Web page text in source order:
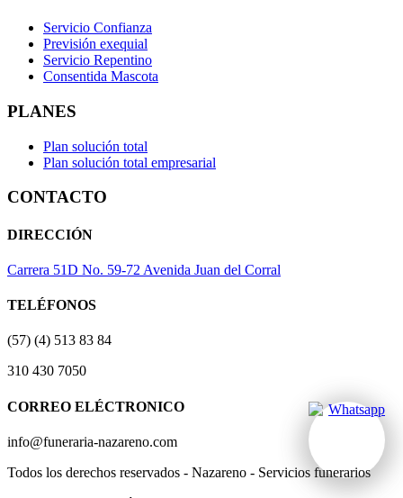
Servicio Confianza
Previsión exequial
Servicio Repentino
Consentida Mascota
PLANES
Plan solución total
Plan solución total empresarial
CONTACTO
DIRECCIÓN
Carrera 51D No. 59-72 Avenida Juan del Corral
TELÉFONOS
(57) (4) 513 83 84
310 430 7050
CORREO ELÉCTRONICO
info@funeraria-nazareno.com
Todos los derechos reservados - Nazareno - Servicios funerarios